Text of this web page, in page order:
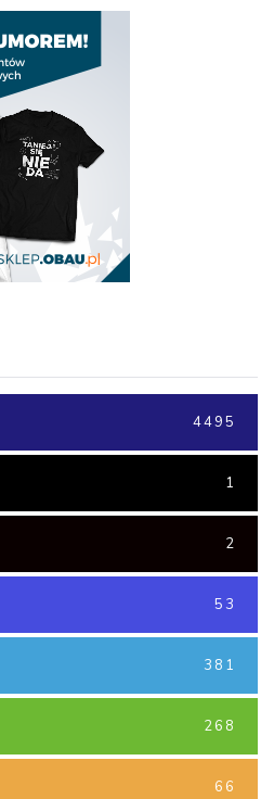
4495
1
2
53
381
268
66